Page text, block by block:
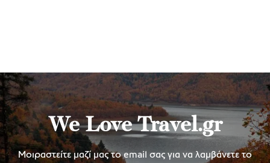
We Love Travel.gr
Μοιραστείτε μαζί μας το email σας για να λαμβάνετε το